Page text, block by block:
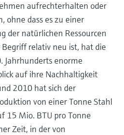
aufrechterhalten oder
ohne dass es zu einer
der natürlichen Ressourcen
Begriff relativ neu ist, hat die
Jahrhunderts enorme
auf ihre Nachhaltigkeit
2010 hat sich der
von einer Tonne Stahl
15 Mio. BTU pro Tonne
Zeit, in der von